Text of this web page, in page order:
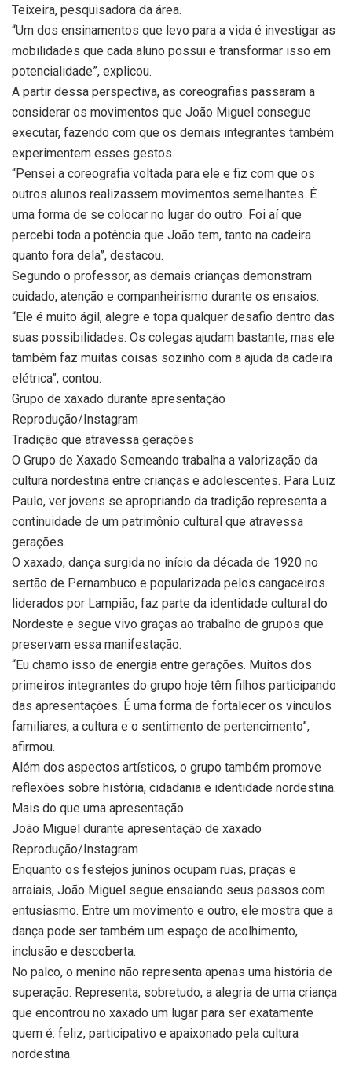
Teixeira, pesquisadora da área.
“Um dos ensinamentos que levo para a vida é investigar as
mobilidades que cada aluno possui e transformar isso em
potencialidade”, explicou.
A partir dessa perspectiva, as coreografias passaram a
considerar os movimentos que João Miguel consegue
executar, fazendo com que os demais integrantes também
experimentem esses gestos.
“Pensei a coreografia voltada para ele e fiz com que os
outros alunos realizassem movimentos semelhantes. É
uma forma de se colocar no lugar do outro. Foi aí que
percebi toda a potência que João tem, tanto na cadeira
quanto fora dela”, destacou.
Segundo o professor, as demais crianças demonstram
cuidado, atenção e companheirismo durante os ensaios.
“Ele é muito ágil, alegre e topa qualquer desafio dentro das
suas possibilidades. Os colegas ajudam bastante, mas ele
também faz muitas coisas sozinho com a ajuda da cadeira
elétrica”, contou.
Grupo de xaxado durante apresentação
Reprodução/Instagram
Tradição que atravessa gerações
O Grupo de Xaxado Semeando trabalha a valorização da
cultura nordestina entre crianças e adolescentes. Para Luiz
Paulo, ver jovens se apropriando da tradição representa a
continuidade de um patrimônio cultural que atravessa
gerações.
O xaxado, dança surgida no início da década de 1920 no
sertão de Pernambuco e popularizada pelos cangaceiros
liderados por Lampião, faz parte da identidade cultural do
Nordeste e segue vivo graças ao trabalho de grupos que
preservam essa manifestação.
“Eu chamo isso de energia entre gerações. Muitos dos
primeiros integrantes do grupo hoje têm filhos participando
das apresentações. É uma forma de fortalecer os vínculos
familiares, a cultura e o sentimento de pertencimento”,
afirmou.
Além dos aspectos artísticos, o grupo também promove
reflexões sobre história, cidadania e identidade nordestina.
Mais do que uma apresentação
João Miguel durante apresentação de xaxado
Reprodução/Instagram
Enquanto os festejos juninos ocupam ruas, praças e
arraiais, João Miguel segue ensaiando seus passos com
entusiasmo. Entre um movimento e outro, ele mostra que a
dança pode ser também um espaço de acolhimento,
inclusão e descoberta.
No palco, o menino não representa apenas uma história de
superação. Representa, sobretudo, a alegria de uma criança
que encontrou no xaxado um lugar para ser exatamente
quem é: feliz, participativo e apaixonado pela cultura
nordestina.